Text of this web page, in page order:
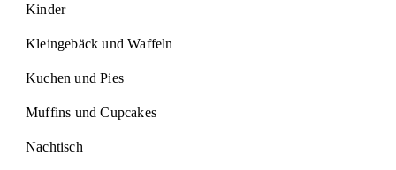
Kinder
Kleingebäck und Waffeln
Kuchen und Pies
Muffins und Cupcakes
Nachtisch